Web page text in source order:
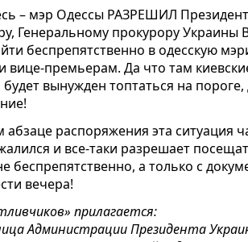
– мэр Одессы РАЗРЕШИЛ
Генеральному прокурору
беспрепятственно в одесскую
вице-премьерам. Да что там
будет вынужден топтаться на
распоряжения эта ситуация
и все-таки разрешает
беспрепятственно, а только с
вечера!
прилагается:
Администрации Президента